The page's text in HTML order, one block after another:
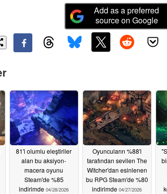
Add as a preferred
source on Google
81'i olumlu eleştiriler
alan bu aksiyon-
macera oyunu
Steam'de %85
indirimde 04/28/2026
Oyuncuların %88'i
tarafından sevilen The
Witcher'dan esinlenen
bu RPG Steam'de %80
indirimde 04/27/2026